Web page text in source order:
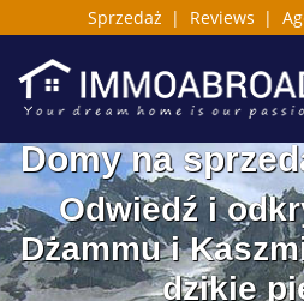
Sprzedaż | Reviews |
Domy na
Odwiedź i
Dżammu i
dzikie